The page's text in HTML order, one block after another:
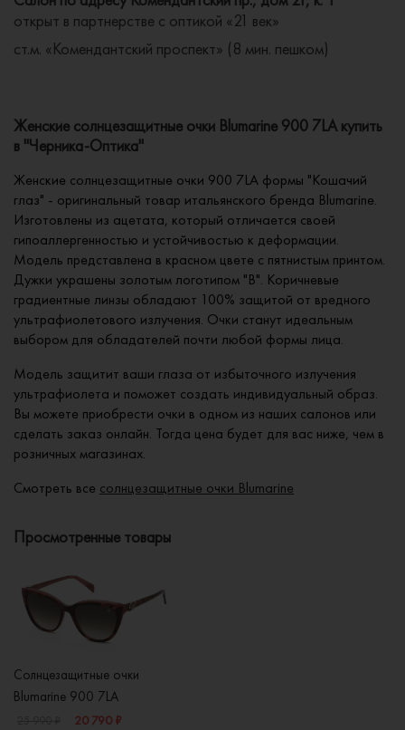
открыт в партнерстве с оптикой «21 век»
ст.м. «Комендантский проспект» (8 мин. пешком)
Женские солнцезащитные очки Blumarine 900 7LA купить
в "Черника-Оптика"
Женские солнцезащитные очки 900 7LA формы "Кошачий
глаз" - оригинальный товар итальянского бренда Blumarine.
Изготовлены из ацетата, который отличается своей
гипоаллергенностью и устойчивостью к деформации.
Модель представлена в красном цвете с пятнистым принтом.
Дужки украшены золотым логотипом "B". Коричневые
градиентные линзы обладают 100% защитой от вредного
ультрафиолетового излучения. Очки станут идеальным
выбором для обладателей почти любой формы лица.
Модель защитит ваши глаза от избыточного излучения
ультрафиолета и поможет создать индивидуальный образ.
Вы можете приобрести очки в одном из наших салонов или
сделать заказ онлайн. Тогда цена будет для вас ниже, чем в
розничных магазинах.
Смотреть все солнцезащитные очки Blumarine
Просмотренные товары
Солнцезащитные очки
Blumarine 900 7LA
20 790 ₽